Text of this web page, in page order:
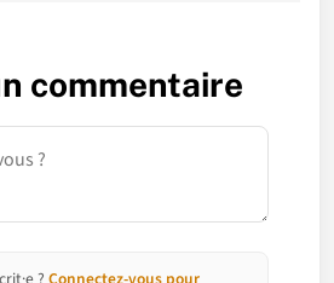
commentaire